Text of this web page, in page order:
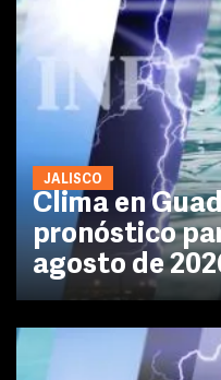
JALISCO
Clima en
pronóstico
agosto de